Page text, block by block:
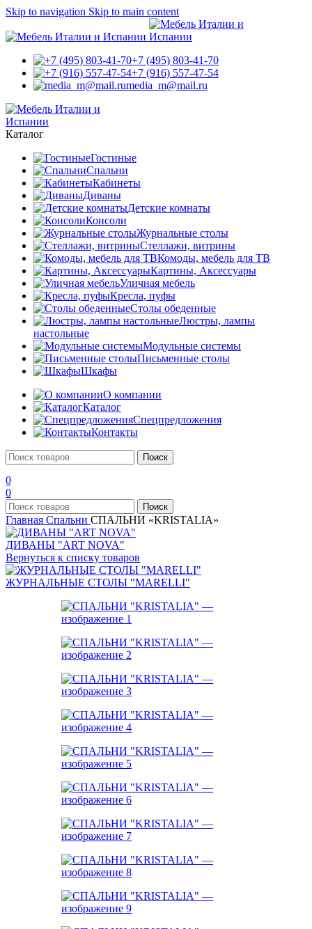
Skip to navigation Skip to main content
+7 (495) 803-41-70
+7 (916) 557-47-54
media_m@mail.ru
Каталог
Гостиные
Спальни
Кабинеты
Диваны
Детские комнаты
Консоли
Журнальные столы
Стеллажи, витрины
Комоды, мебель для ТВ
Картины, Аксессуары
Уличная мебель
Кресла, пуфы
Столы обеденные
Люстры, лампы
настольные
Модульные системы
Письменные столы
Шкафы
О компании
Каталог
Спецпредложения
Контакты
Поиск
0
0
Поиск
Главная Спальни СПАЛЬНИ «KRISTALIA»
ДИВАНЫ "ART NOVA"
Вернуться к списку товаров
ЖУРНАЛЬНЫЕ СТОЛЫ "MARELLI"